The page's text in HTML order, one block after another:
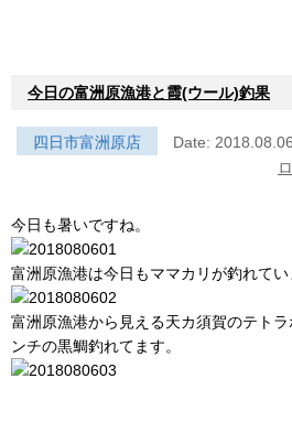
今日の富洲原漁港と霞(ウール)釣果
四日市富洲原店 Date:
今日も暑いですね。
富洲原漁港は今日もママカリが釣れてい
富洲原漁港から見える天カ須賀のテト
ンチの黒鯛釣れてます。